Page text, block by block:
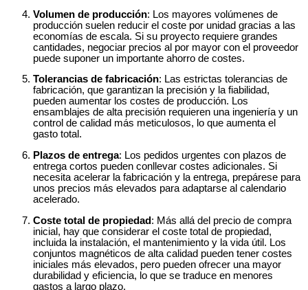
Volumen de producción: Los mayores volúmenes de
producción suelen reducir el coste por unidad gracias a las
economías de escala. Si su proyecto requiere grandes
cantidades, negociar precios al por mayor con el proveedor
puede suponer un importante ahorro de costes.
Tolerancias de fabricación: Las estrictas tolerancias de
fabricación, que garantizan la precisión y la fiabilidad,
pueden aumentar los costes de producción. Los
ensamblajes de alta precisión requieren una ingeniería y un
control de calidad más meticulosos, lo que aumenta el
gasto total.
Plazos de entrega: Los pedidos urgentes con plazos de
entrega cortos pueden conllevar costes adicionales. Si
necesita acelerar la fabricación y la entrega, prepárese para
unos precios más elevados para adaptarse al calendario
acelerado.
Coste total de propiedad: Más allá del precio de compra
inicial, hay que considerar el coste total de propiedad,
incluida la instalación, el mantenimiento y la vida útil. Los
conjuntos magnéticos de alta calidad pueden tener costes
iniciales más elevados, pero pueden ofrecer una mayor
durabilidad y eficiencia, lo que se traduce en menores
gastos a largo plazo.